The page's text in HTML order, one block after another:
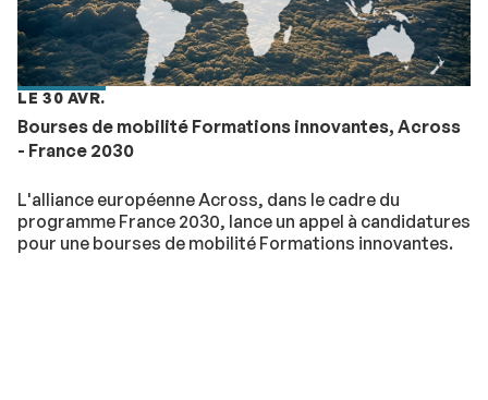
LE 30 AVR.
Bourses de mobilité Formations innovantes, Across
- France 2030
L'alliance européenne Across, dans le cadre du
programme France 2030, lance un appel à candidatures
pour une bourses de mobilité Formations innovantes.